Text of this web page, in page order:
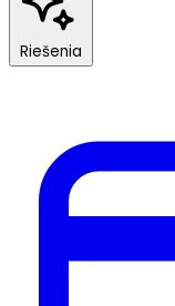
Riešenia